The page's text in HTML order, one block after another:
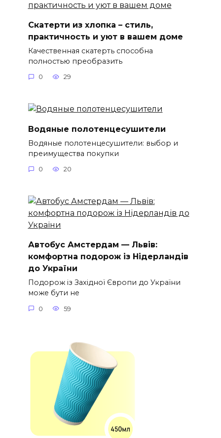
Скатерти из хлопка – стиль,
практичность и уют в вашем доме
Качественная скатерть способна
полностью преобразить
0 29
Водяные полотенцесушители
Водяные полотенцесушители: выбор и
преимущества покупки
0 20
Автобус Амстердам — Львів:
комфортна подорож із Нідерландів
до України
Подорож із Західної Європи до України
може бути не
0 59